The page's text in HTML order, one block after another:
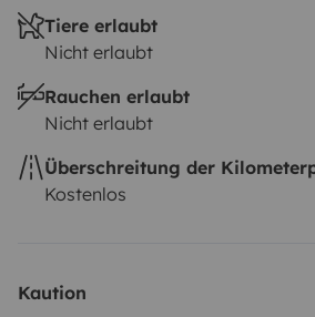
Tiere erlaubt
Nicht erlaubt
Rauchen erlaubt
Nicht erlaubt
Überschreitung der
Kostenlos
Kaution